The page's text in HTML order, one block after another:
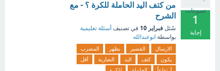
تصويتات
1
إجابة
من كتف اليد الحاملة للكرة ؟ - مع
الشرح
سُئل فبراير 10 في تصنيف أسئلة تعليمية
بواسطة ابوعبدالله
الارسال القصير بظهر
المضرب
يكون
كتف اليد الضاربة
أقل